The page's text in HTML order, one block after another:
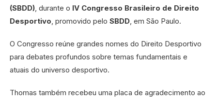
(SBDD) , durante o IV Congresso Brasileiro de Direito
Desportivo , promovido pelo SBDD , em São Paulo.
O Congresso reúne grandes nomes do Direito Desportivo
para debates profundos sobre temas fundamentais e
atuais do universo desportivo.
Thomas também recebeu uma placa de agradecimento ao